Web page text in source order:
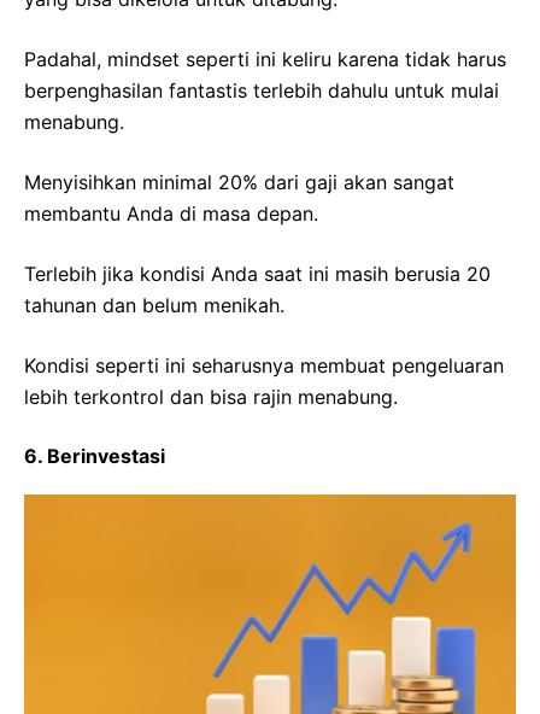
Padahal, mindset seperti ini keliru karena tidak harus
berpenghasilan fantastis terlebih dahulu untuk mulai
menabung.
Menyisihkan minimal 20% dari gaji akan sangat
membantu Anda di masa depan.
Terlebih jika kondisi Anda saat ini masih berusia 20
tahunan dan belum menikah.
Kondisi seperti ini seharusnya membuat pengeluaran
lebih terkontrol dan bisa rajin menabung.
6. Berinvestasi